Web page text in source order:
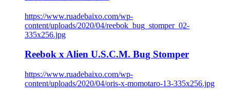
https://www.ruadebaixo.com/wp-
content/uploads/2020/04/reebok_bug_stomper_02-
335x256.jpg
Reebok x Alien U.S.C.M. Bug Stomper
https://www.ruadebaixo.com/wp-
content/uploads/2020/04/oris-x-momotaro-13-335x256.jpg